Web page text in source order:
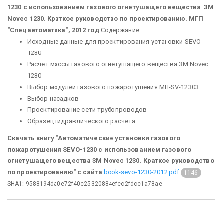
1230 с использованием газового огнетушащего вещества 3М
Novec 1230. Краткое руководство по проектированию. МГП
"Спецавтоматика", 2012 годСодержание:
Исходные данные для проектирования установки SEVO-
1230
Расчет массы газового огнетушащего вещества 3М Novec
1230
Выбор модулей газового пожаротушения МП-SV-12303
Выбор насадков
Проектирование сети трубопроводов
Образец гидравлического расчета
Скачать книгу "Автоматические установки газового
пожаротушения SEVO-1230 с использованием газового
огнетушащего вещества 3М Novec 1230. Краткое руководство
по проектированию" с сайта book-sevo-1230-2012.pdf
1146
SHA1: 9588194da0e72f40c25320884efec2fdcc1a78ae